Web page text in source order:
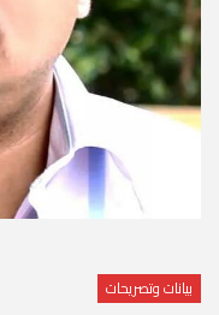
بيانات وتصريحات